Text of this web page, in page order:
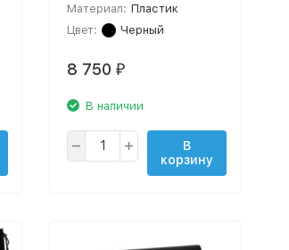
Материал: Пластик
Цвет:
Черный
8 750 ₽
В наличии
В
корзину